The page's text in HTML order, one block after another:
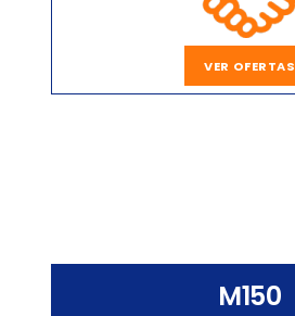
VER OFERTAS
M150